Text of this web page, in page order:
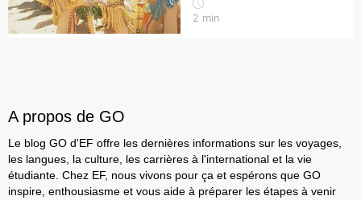
2 min
A propos de GO
Le blog GO d'EF offre les dernières informations sur les voyages,
les langues, la culture, les carrières à l'international et la vie
étudiante. Chez EF, nous vivons pour ça et espérons que GO
inspire, enthousiasme et vous aide à préparer les étapes à venir